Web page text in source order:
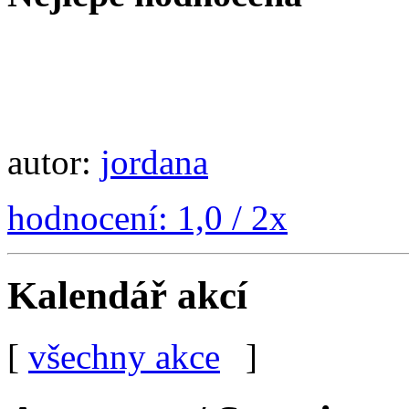
autor: jordana
hodnocení: 1,0 / 2x
Kalendář akcí
[ všechny akce ]